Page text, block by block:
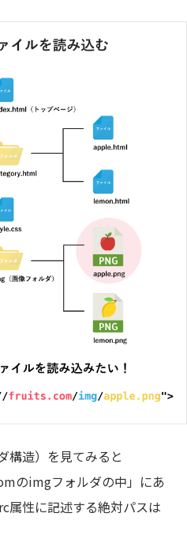
構造）を見てみると
のimgフォルダの中」にあ
属性に記述する絶対パスは